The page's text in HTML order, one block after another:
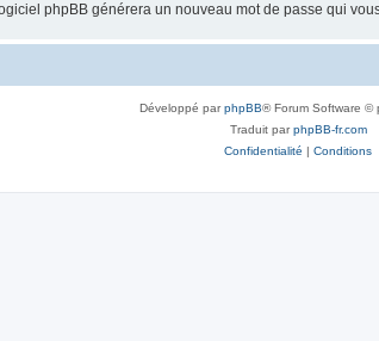
phpBB générera un nouveau mot de passe qui
Développé parphpBB® Forum Software ©
Traduit parphpBB-fr.com
Confidentialité | Conditions